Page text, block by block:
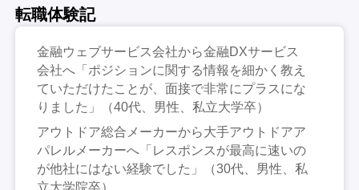
転職体験記
金融ウェブサービス会社から金融DXサービス
会社へ「ポジションに関する情報を細かく教え
ていただけたことが、面接で非常にプラスにな
りました」（40代、男性、私立大学卒）
アウトドア総合メーカーから大手アウトドアア
パレルメーカーへ「レスポンスが最高に速いの
が他社にはない経験でした」（30代、男性、私
立大学院卒）